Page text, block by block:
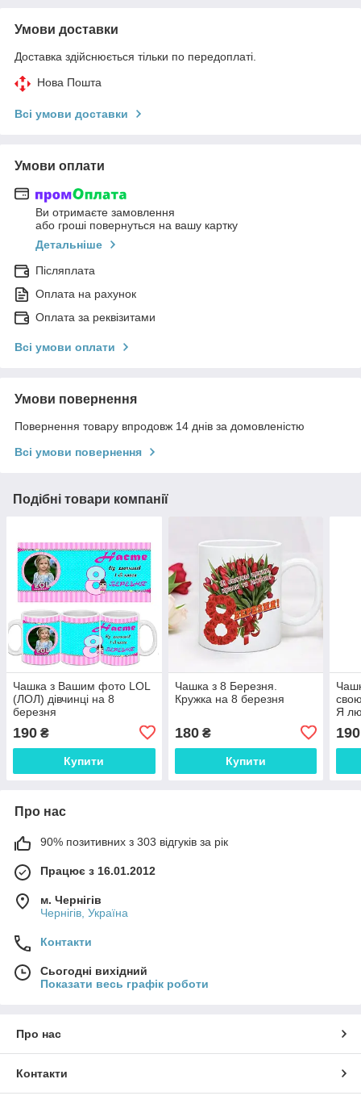
Умови доставки
Доставка здійснюється тільки по передоплаті.
Нова Пошта
Всі умови доставки
Умови оплати
Ви отримаєте замовлення
або гроші повернуться на вашу картку
Детальніше
Післяплата
Оплата на рахунок
Оплата за реквізитами
Всі умови оплати
Умови повернення
Повернення товару впродовж 14 днів за домовленістю
Всі умови повернення
Подібні товари компанії
Чашка з Вашим фото LOL
(ЛОЛ) дівчинці на 8
березня
190 ₴
Купити
Чашка з 8 Березня.
Кружка на 8 березня
180₴
Купити
Я
190
Про нас
90% позитивних з 303 відгуків за рік
Працює з 16.01.2012
м. Чернігів
Чернігів, Україна
Контакти
Сьогодні вихідний
Показати весь графік роботи
Про нас
Контакти